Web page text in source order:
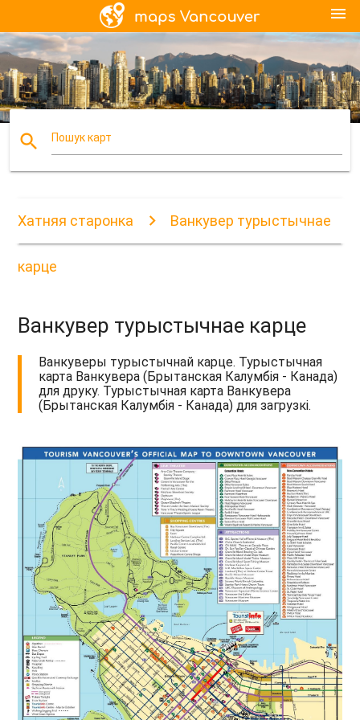
menu
search Пошук карт
Хатняя старонка Ванкувер турыстычнае
карце
Ванкувер турыстычнае карце
Ванкуверы турыстычнай карце. Турыстычная
карта Ванкувера (Брытанская Калумбія - Канада)
для друку. Турыстычная карта Ванкувера
(Брытанская Калумбія - Канада) для загрузкі.